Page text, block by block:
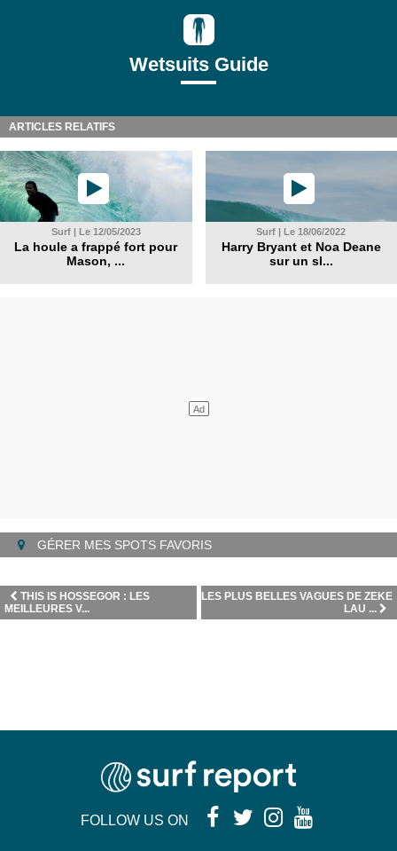
Wetsuits Guide
ARTICLES RELATIFS
Surf | Le 12/05/2023
La houle a frappé fort pour
Mason, ...
Surf | Le 18/06/2022
Harry Bryant et Noa Deane
sur un sl...
GÉRER MES SPOTS FAVORIS
LES PLUS BELLES VAGUES DE ZEKE
LAU ...
THIS IS HOSSEGOR : LES
MEILLEURES V...
FOLLOW US ON